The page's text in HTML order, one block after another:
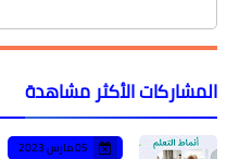
المشاركات الأكثر مشاهدة
05 مارس 2023